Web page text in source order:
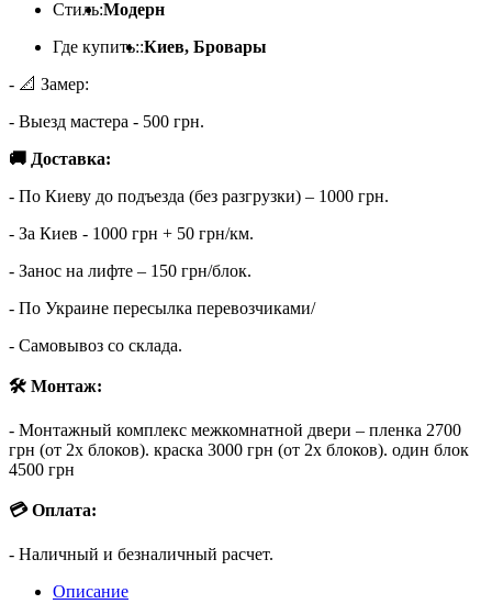
Стиль:Модерн
Где купить::Киев, Бровары
- 📐 Замер:
- Выезд мастера - 500 грн.
🚚 Доставка:
- По Киеву до подъезда (без разгрузки) – 1000 грн.
- За Киев - 1000 грн + 50 грн/км.
- Занос на лифте – 150 грн/блок.
- По Украине пересылка перевозчиками/
- Самовывоз со склада.
🛠 Монтаж:
- Монтажный комплекс межкомнатной двери – пленка 2700
грн (от 2х блоков). краска 3000 грн (от 2х блоков). один блок
4500 грн
💳 Оплата:
- Наличный и безналичный расчет.
Описание